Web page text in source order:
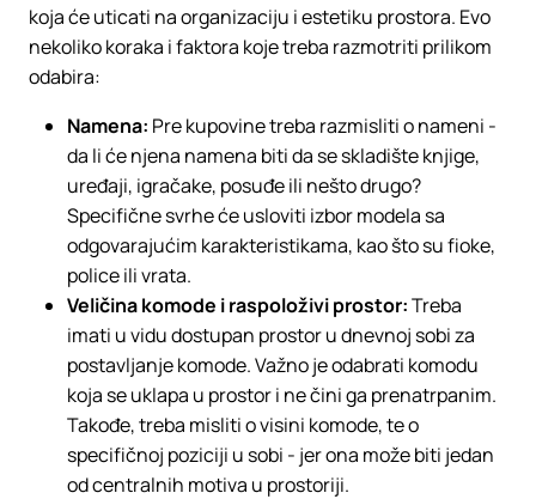
koja će uticati na organizaciju i estetiku prostora. Evo
nekoliko koraka i faktora koje treba razmotriti prilikom
odabira:
Namena: Pre kupovine treba razmisliti o nameni -
da li će njena namena biti da se skladište knjige,
uređaji, igračake, posuđe ili nešto drugo?
Specifične svrhe će usloviti izbor modela sa
odgovarajućim karakteristikama, kao što su fioke,
police ili vrata.
Veličina komode i raspoloživi prostor:Treba
imati u vidu dostupan prostor u dnevnoj sobi za
postavljanje komode. Važno je odabrati komodu
koja se uklapa u prostor i ne čini ga prenatrpanim.
Takođe, treba misliti o visini komode, te o
specifičnoj poziciji u sobi - jer ona može biti jedan
od centralnih motiva u prostoriji.